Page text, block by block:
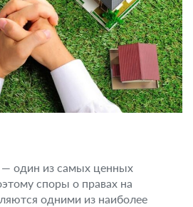
один из самых ценных
споры о правах на
одними из наиболее